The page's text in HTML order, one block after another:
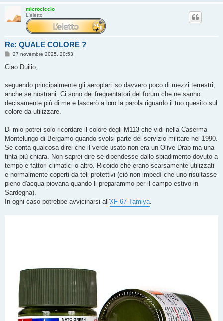
microciccio
L'eletto
Re: QUALE COLORE ?
M
s
g
g
i
o
27 novembre 2025, 20:53
Ciao Duilio,
seguendo principalmente gli aeroplani so davvero poco di mezzi terrestri,
anche se nostrani. Ci sono dei frequentatori del forum che ne sanno
decisamente più di me e lascerò a loro la parola riguardo il tuo quesito sul
colore da utilizzare.
Di mio potrei solo ricordare il colore degli M113 che vidi nella Caserma
Montelungo di Bergamo quando svolsi parte del servizio militare nel 1990.
Se conta qualcosa direi che il verde usato non era un Olive Drab ma una
tinta più chiara. Non saprei dire se dipendesse dallo sbiadimento dovuto a
tempo e fattori climatici o altro. Ricordo che erano scarsamente utilizzati
e normalmente coperti da teli protettivi (ciò non impedì che uno risultasse
pieno d'acqua piovana quando li preparammo per il campo estivo in
Sardegna).
In ogni caso potrebbe avvicinarsi all'XF-67 Tamiya.